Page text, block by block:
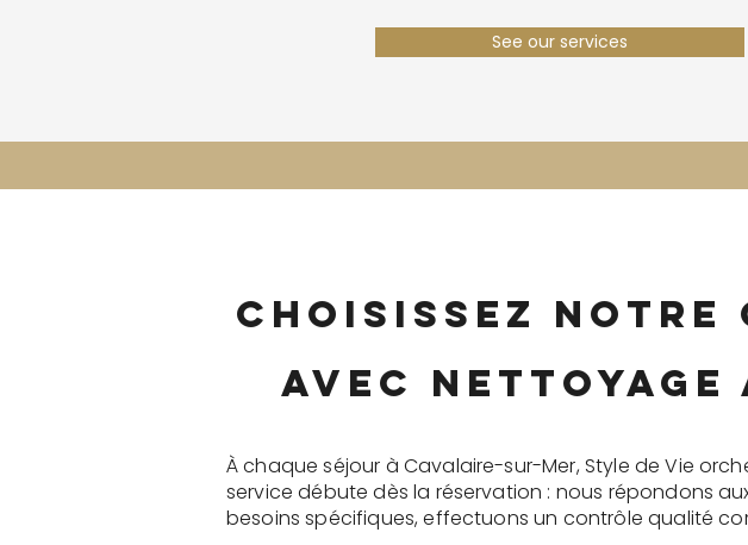
See our services
Choisissez notre
avec nettoyage
À chaque séjour à Cavalaire-sur-Mer, Style de Vie
service débute dès la réservation : nous répondons
besoins spécifiques, effectuons un contrôle qualité